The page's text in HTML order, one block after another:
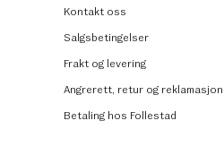
Kontakt oss
Salgsbetingelser
Frakt og levering
Angrerett, retur og reklamasjon
Betaling hos Follestad